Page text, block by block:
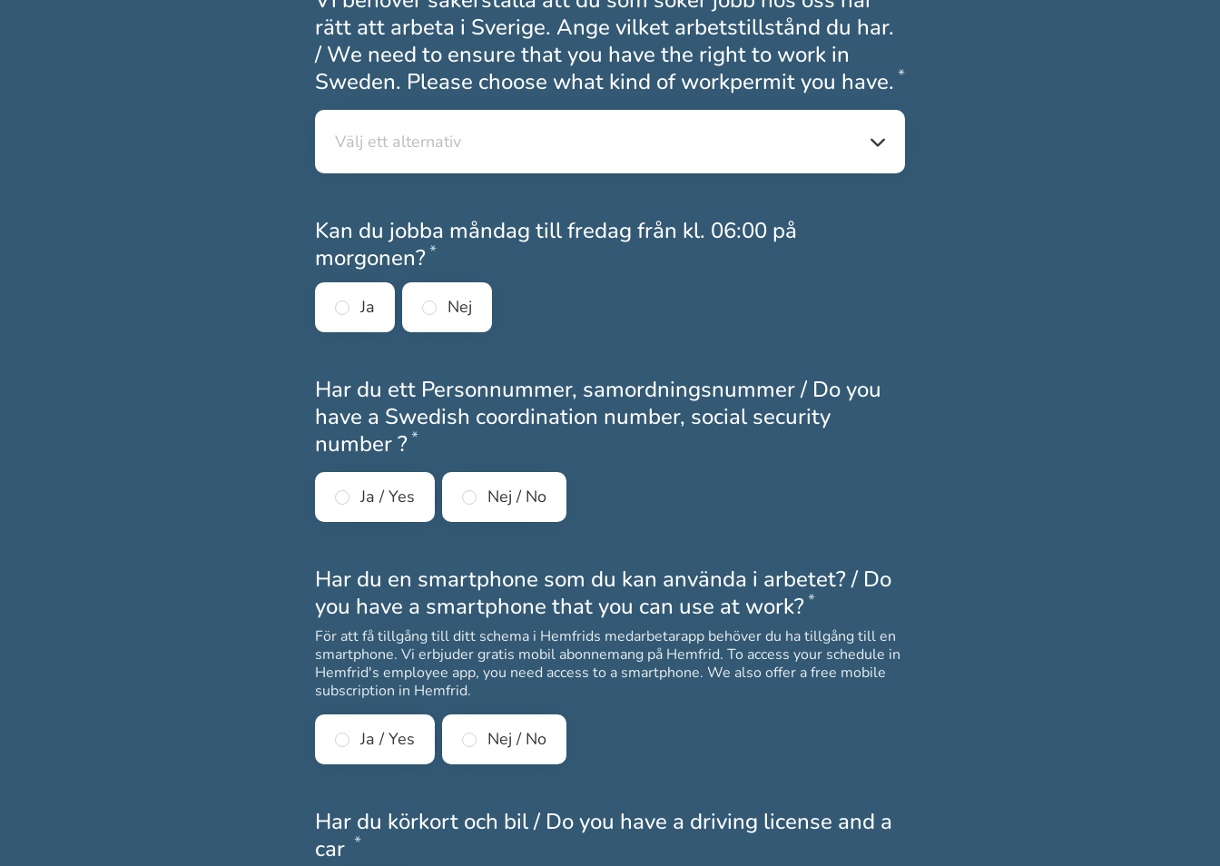
rätt att arbeta i Sverige. Ange vilket arbetstillstånd du har.
/ We need to ensure that you have the right to work in
Sweden. Please choose what kind of workpermit you have. *Obligatoriskt
Välj ett alternativ
Välj ett alternativ
Kan du jobba måndag till fredag från kl. 06:00 på
morgonen?*Obligatoriskt
Ja Nej
Har du ett Personnummer, samordningsnummer / Do you
have a Swedish coordination number, social security
number ?*Obligatoriskt
Ja / Yes Nej / No
Har du en smartphone som du kan använda i arbetet? / Do
you have a smartphone that you can use at work?*Obligatoriskt
För att få tillgång till ditt schema i Hemfrids medarbetarapp behöver du ha tillgång till en
smartphone. Vi erbjuder gratis mobil abonnemang på Hemfrid. To access your schedule in
Hemfrid's employee app, you need access to a smartphone. We also offer a free mobile
subscription in Hemfrid.
Ja / Yes Nej / No
Har du körkort och bil / Do you have a driving license and a
car *Obligatoriskt